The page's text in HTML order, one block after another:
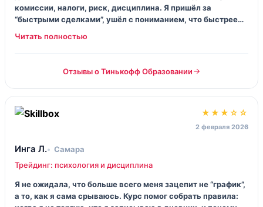
комиссии, налоги, риск, дисциплина. Я пришёл за
“быстрыми сделками”, ушёл с пониманием, что быстрее
всего улетает депозит. Жёстко, но честно.
Отзывы о Тинькофф Образовании
★★★☆☆
2 февраля 2026
Инга Л.
Самара
Трейдинг: психология и дисциплина
Я не ожидала, что больше всего меня зацепит не “график”,
а то, как я сама срываюсь. Курс помог собрать правила: